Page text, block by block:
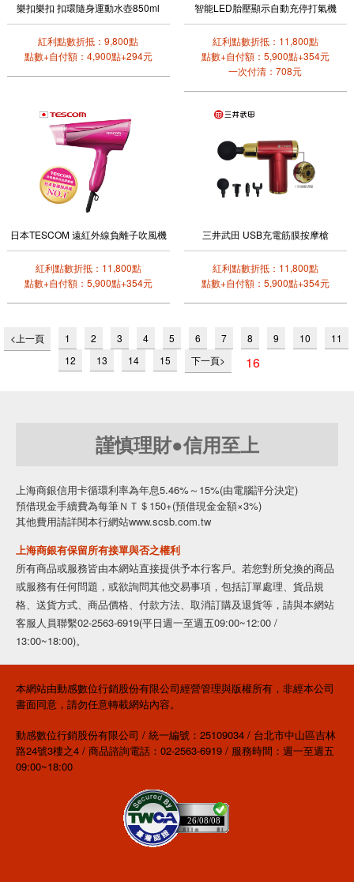
樂扣樂扣 扣環隨身運動水壺850ml
紅利點數折抵：9,800點
點數+自付額：4,900點+294元
智能LED胎壓顯示自動充停打氣機
紅利點數折抵：11,800點
點數+自付額：5,900點+354元
一次付清：708元
日本TESCOM 遠紅外線負離子吹風機
紅利點數折抵：11,800點
點數+自付額：5,900點+354元
三井武田 USB充電筋膜按摩槍
紅利點數折抵：11,800點
點數+自付額：5,900點+354元
<上一頁 1 2 3 4 5 6 7 8 9 10
11
12
13 14 15 下一頁> 16
謹慎理財●信用至上
上海商銀信用卡循環利率為年息5.46%～15%(由電腦評分決定)
預借現金手續費為每筆ＮＴ＄150+(預借現金金額×3%)
其他費用請詳閱本行網站www.scsb.com.tw
上海商銀有保留所有接單與否之權利
所有商品或服務皆由本網站直接提供予本行客戶。若您對所兌換的商品
或服務有任何問題，或欲詢問其他交易事項，包括訂單處理、貨品規
格、送貨方式、商品價格、付款方法、取消訂購及退貨等，請與本網站
客服人員聯繫02-2563-6919(平日週一至週五09:00~12:00 /
13:00~18:00)。
本網站由動感數位行銷股份有限公司經營管理與版權所有，非經本公司
書面同意，請勿任意轉載網站內容。
動感數位行銷股份有限公司 / 統一編號：25109034 / 台北市中山區吉林
路24號3樓之4 / 商品諮詢電話：02-2563-6919 / 服務時間：週一至週五
09:00~18:00
26/08/08